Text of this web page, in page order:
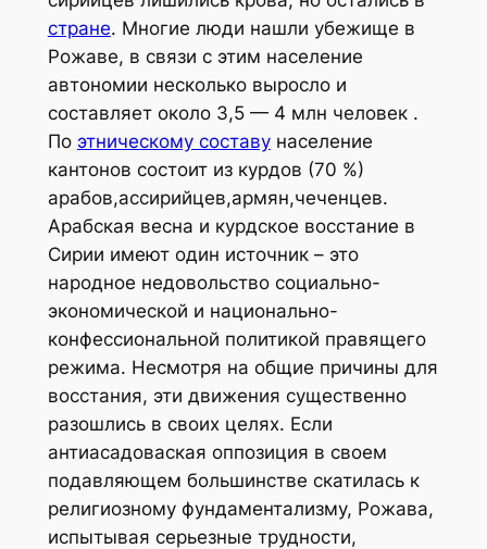
стране. Многие люди нашли убежище в
Рожаве, в связи с этим население
автономии несколько выросло и
составляет около 3,5 — 4 млн человек .
По этническому составунаселение
кантонов состоит из курдов (70 %)
арабов,ассирийцев,армян,чеченцев.
Арабская весна и курдское восстание в
Сирии имеют один источник – это
народное недовольство социально-
экономической и национально-
конфессиональной политикой правящего
режима. Несмотря на общие причины для
восстания, эти движения существенно
разошлись в своих целях. Если
антиасадоваская оппозиция в своем
подавляющем большинстве скатилась к
религиозному фундаментализму, Рожава,
испытывая серьезные трудности,